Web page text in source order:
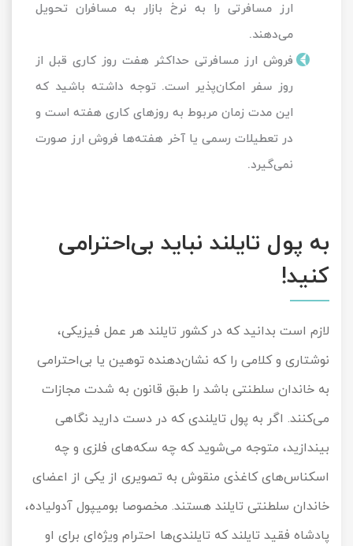
ارز مسافرتی را به نرخ بازار به مسافران تحویل
می‌دهند.
فروش ارز مسافرتی حداکثر هفت روز کاری قبل از
روز سفر امکان‌پذیر است. توجه داشته باشید که
این مدت زمان مربوط به روزهای کاری هفته است و
در تعطیلات رسمی یا آخر هفته‌ها فروش ارز صورت
نمی‌گیرد.
به پول تایلند نباید بی‌احترامی
کنید!
لازم است بدانید که در کشور تایلند هر عمل فیزیکی،
نوشتاری و کلامی را که نشان‌دهنده توهین یا بی‌احترامی
به خاندان سلطنتی باشد را طبق قانون به شدت مجازات
می‌کنند. اگر به پول تایلندی که در دست دارید نگاهی
بیندازید، متوجه می‌شوید که چه سکه‌های فلزی و چه
اسکناس‌های کاغذی منقوش به تصویری از یکی از اعضای
خاندان سلطنتی تایلند هستند. مخصوصا بومیپول آدولیاده،
پادشاه فقید تایلند که تایلندی‌ها احترام ویژه‌ای برای او